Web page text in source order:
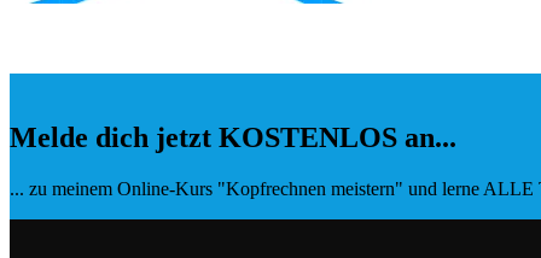
Melde dich jetzt KOSTENLOS an...
... zu meinem Online-Kurs "Kopfrechnen meistern" und lerne ALLE